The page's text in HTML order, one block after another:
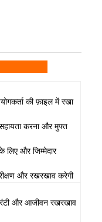
की फ़ाइल में रखा
करना और मुफ्त
लिए और जिम्मेदार
और रखरखाव करेगी
और आजीवन रखरखाव